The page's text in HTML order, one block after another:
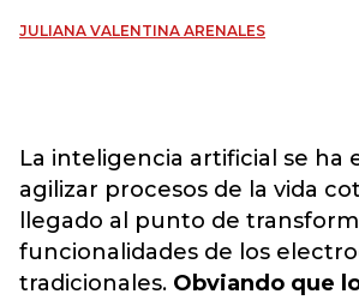
JULIANA VALENTINA ARENALES
La inteligencia artificial se ha
agilizar procesos de la vida
llegado al punto de
funcionalidades de los
tradicionales. Obviando que